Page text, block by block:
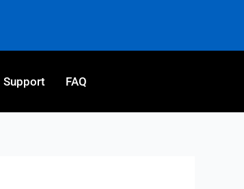
Support FAQ